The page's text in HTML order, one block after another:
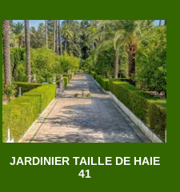
JARDINIER TAILLE DE HAIE
41